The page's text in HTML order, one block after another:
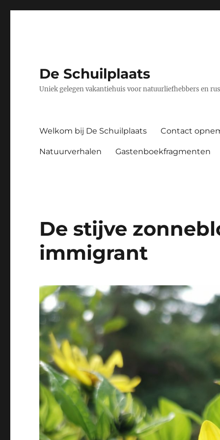
De Schuilplaats
Uniek gelegen vakantiehuis voor natuurliefhebbers en
Welkom bij De Schuilplaats Contact
Natuurverhalen Gastenboekfragmenten
De stijve
immigrant